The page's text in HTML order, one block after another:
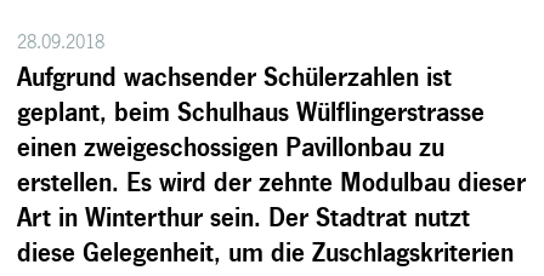
28.09.2018
Aufgrund wachsender Schülerzahlen ist
geplant, beim Schulhaus Wülflingerstrasse
einen zweigeschossigen Pavillonbau zu
erstellen. Es wird der zehnte Modulbau dieser
Art in Winterthur sein. Der Stadtrat nutzt
diese Gelegenheit, um die Zuschlagskriterien